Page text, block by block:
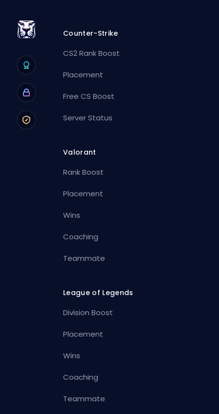
Counter-Strike
CS2 Rank Boost
Placement
Free CS Boost
Server Status
Valorant
Rank Boost
Placement
Wins
Coaching
Teammate
League of Legends
Division Boost
Placement
Wins
Coaching
Teammate